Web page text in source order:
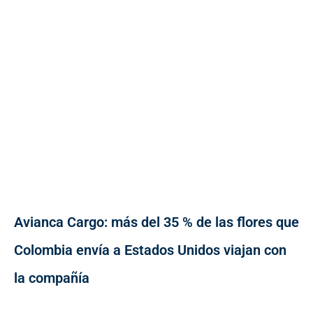
Avianca Cargo: más del 35 % de las flores que
Colombia envía a Estados Unidos viajan con
la compañía